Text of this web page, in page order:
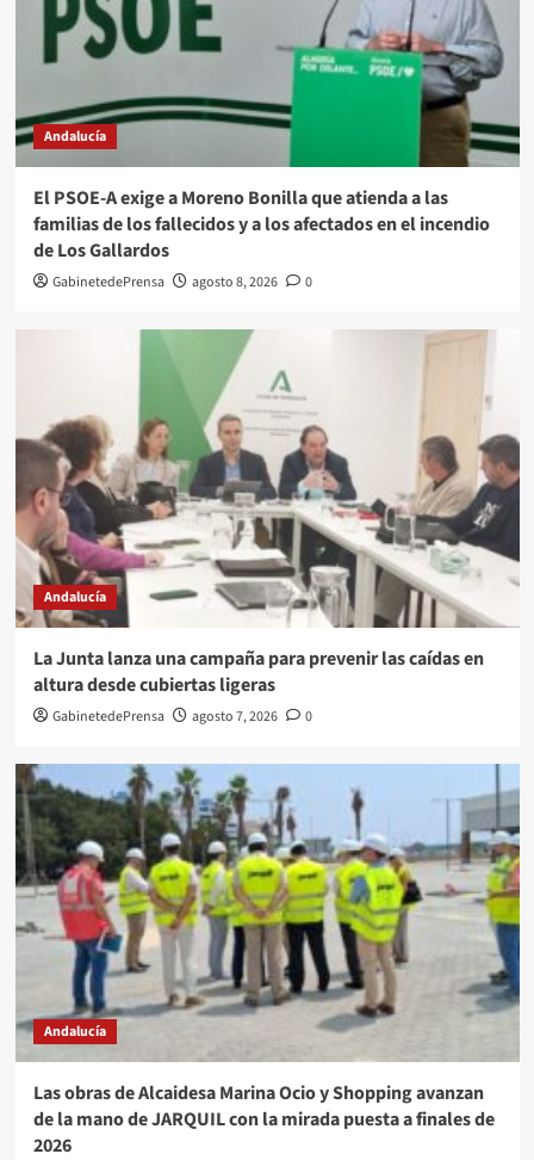
Andalucía
El PSOE-A exige a Moreno Bonilla que atienda a las
familias de los fallecidos y a los afectados en el incendio
de Los Gallardos
GabinetedePrensa agosto 8, 2026 0
Andalucía
La Junta lanza una campaña para prevenir las caídas en
altura desde cubiertas ligeras
GabinetedePrensa agosto 7, 2026 0
Andalucía
Las obras de Alcaidesa Marina Ocio y Shopping avanzan
de la mano de JARQUIL con la mirada puesta a finales de
2026